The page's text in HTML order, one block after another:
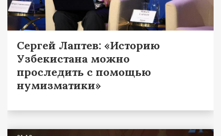
Сергей Лаптев: «Историю
Узбекистана можно
проследить с помощью
нумизматики»